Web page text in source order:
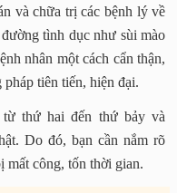
và chữa trị các bệnh lý về
tình dục như sùi mào
nhân một cách cẩn thận,
tiên tiến, hiện đại.
thứ hai đến thứ bảy và
Do đó, bạn cần nắm rõ
mất công, tốn thời gian.